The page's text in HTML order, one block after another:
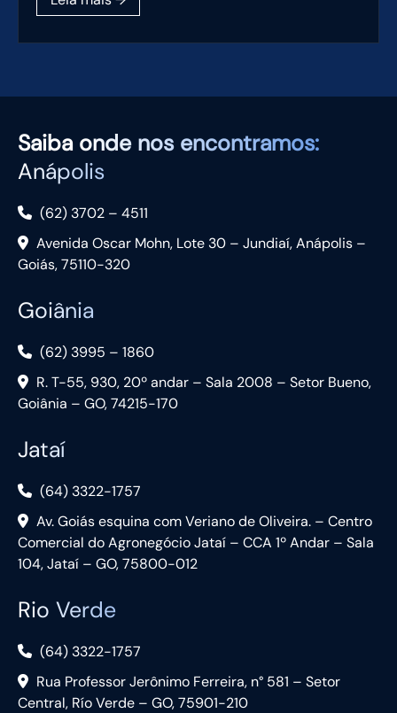
Saiba onde nos encontramos:
Anápolis
(62) 3702 – 4511
Avenida Oscar Mohn, Lote 30 – Jundiaí, Anápolis –
Goiás, 75110-320
Goiânia
(62) 3995 – 1860
R. T-55, 930, 20º andar – Sala 2008 – Setor Bueno,
Goiânia – GO, 74215-170
Jataí
(64) 3322-1757
Av. Goiás esquina com Veriano de Oliveira. – Centro
Comercial do Agronegócio Jataí – CCA 1º Andar – Sala
104, Jataí – GO, 75800-012
Rio Verde
(64) 3322-1757
Rua Professor Jerônimo Ferreira, n° 581 – Setor
Central, Río Verde – GO, 75901-210